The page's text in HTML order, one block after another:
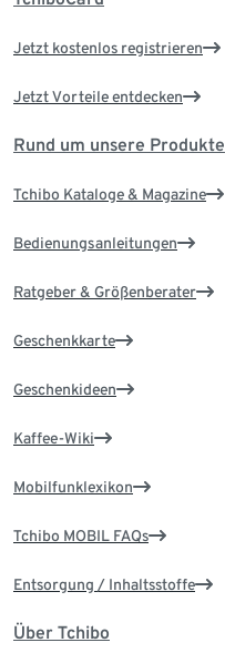
Jetzt kostenlos registrieren
Jetzt Vorteile entdecken
Rund um unsere Produkte
Tchibo Kataloge & Magazine
Bedienungsanleitungen
Ratgeber & Größenberater
Geschenkkarte
Geschenkideen
Kaffee-Wiki
Mobilfunklexikon
Tchibo MOBIL FAQs
Entsorgung / Inhaltsstoffe
Über Tchibo